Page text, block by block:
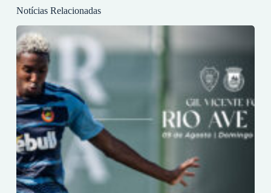
Notícias Relacionadas